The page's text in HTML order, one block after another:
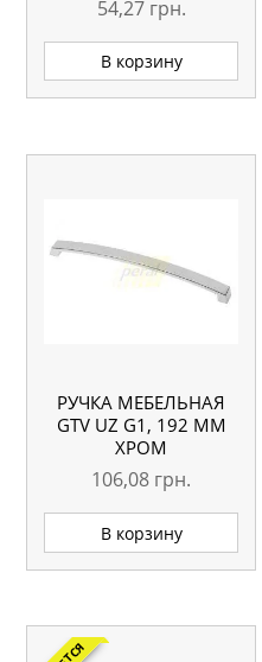
54,27 грн.
В корзину
РУЧКА МЕБЕЛЬНАЯ
GTV UZ G1, 192 ММ
ХРОМ
106,08 грн.
В корзину